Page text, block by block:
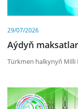
29/07/2026
Aýdyň
Türkmen halkynyň Milli